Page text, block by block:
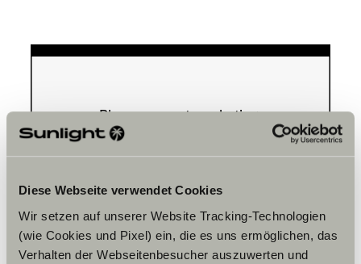
Diese Webseite verwendet Cookies
Wir setzen auf unserer Website Tracking-Technologien
(wie Cookies und Pixel) ein, die es uns ermöglichen, das
Verhalten der Webseitenbesucher auszuwerten und
Please accept marketing-
cookies to use this function.
Cookie Settings